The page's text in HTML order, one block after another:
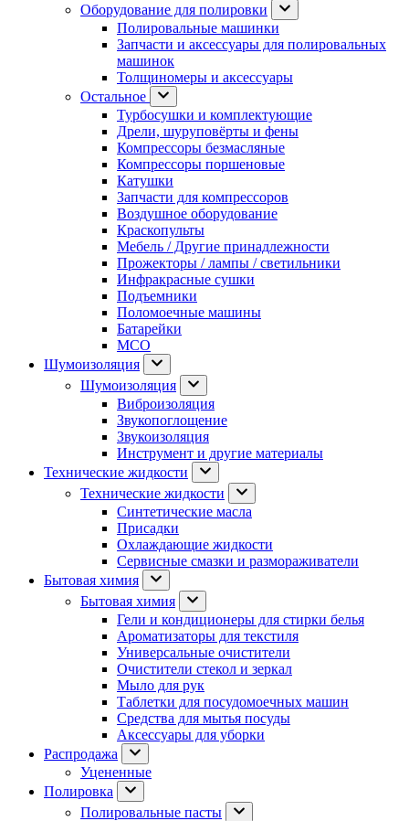
Оборудование для полировки
Полировальные машинки
Запчасти и аксессуары для полировальных
машинок
Толщиномеры и аксессуары
Остальное
Турбосушки и комплектующие
Дрели, шуруповёрты и фены
Компрессоры безмасляные
Компрессоры поршеновые
Катушки
Запчасти для компрессоров
Воздушное оборудование
Краскопульты
Мебель / Другие принадлежности
Прожекторы / лампы / светильники
Инфракрасные сушки
Подъемники
Поломоечные машины
Батарейки
МСО
Шумоизоляция
Шумоизоляция
Виброизоляция
Звукопоглощение
Звукоизоляция
Инструмент и другие материалы
Технические жидкости
Технические жидкости
Синтетические масла
Присадки
Охлаждающие жидкости
Сервисные смазки и размораживатели
Бытовая химия
Бытовая химия
Гели и кондиционеры для стирки белья
Ароматизаторы для текстиля
Универсальные очистители
Очистители стекол и зеркал
Мыло для рук
Таблетки для посудомоечных машин
Средства для мытья посуды
Аксессуары для уборки
Распродажа
Уцененные
Полировка
Полировальные пасты